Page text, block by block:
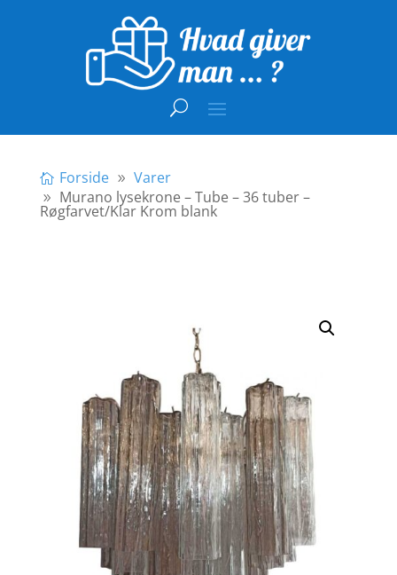
Forside
Varer
Murano lysekrone – Tube – 36 tuber –
Røgfarvet/Klar Krom blank